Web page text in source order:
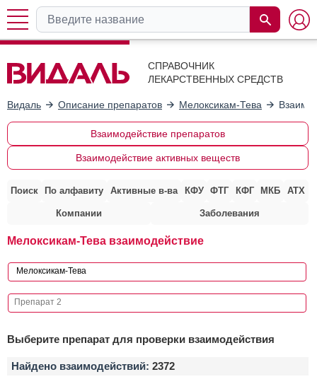
СПРАВОЧНИК
ЛЕКАРСТВЕННЫХ СРЕДСТВ
Видаль Описание препаратов Мелоксикам-Тева
Взаимодействие препаратов
Взаимодействие активных веществ
Поиск По алфавиту Активные в-ва КФУ ФТГ КФГ МКБ АТХ
Компании Заболевания
Мелоксикам-Тева взаимодействие
Выберите препарат для проверки взаимодействия
Найдено взаимодействий: 2372